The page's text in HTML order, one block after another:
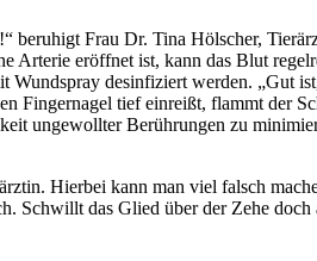
beruhigt Frau Dr. Tina Hölscher,
Arterie eröffnet ist, kann das Blut
desinfiziert werden. „Gut
tief einreißt, flammt der
ungewollter Berührungen zu
Hierbei kann man viel falsch
Schwillt das Glied über der Zehe